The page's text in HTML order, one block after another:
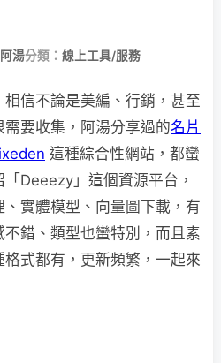
阿湯分類： 線上工具/服務
信不論是美編、行銷，甚至
要收集，阿湯分享過的名片
這種綜合性網站，都蠻
Deeezy」這個資源平台，
實體模型、向量圖下載，有
錯、類型也蠻特別，而且素
式都有，更新頻繁，一起來